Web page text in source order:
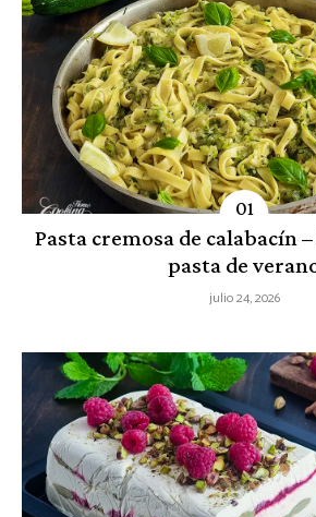
Pasta cremosa de calabacín
pasta de
julio 24, 2026